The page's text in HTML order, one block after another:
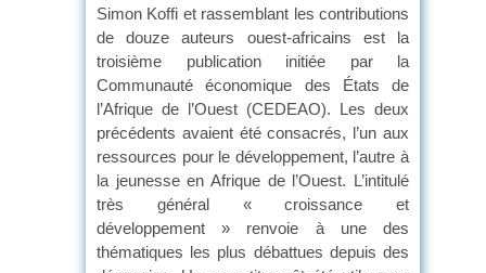
Simon Koffi et rassemblant les contributions
de douze auteurs ouest-africains est la
troisième publication initiée par la
Communauté économique des États de
l’Afrique de l’Ouest (CEDEAO). Les deux
précédents avaient été consacrés, l’un aux
ressources pour le développement, l’autre à
la jeunesse en Afrique de l’Ouest. L’intitulé
très général « croissance et
développement » renvoie à une des
thématiques les plus débattues depuis des